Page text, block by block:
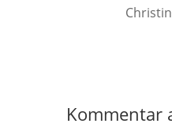
Kommentar